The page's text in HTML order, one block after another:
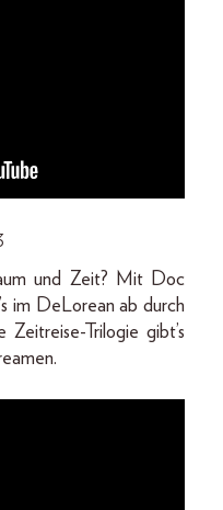
und Zeit? Mit Doc
im DeLorean ab durch
Zeitreise-Trilogie gibt’s